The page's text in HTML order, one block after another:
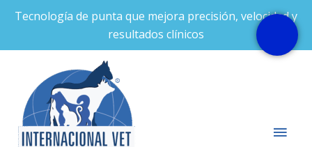
Tecnología de punta que mejora precisión, velocidad y
resultados clínicos